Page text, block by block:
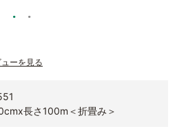
ーを見る
長さ100m＜折畳み＞